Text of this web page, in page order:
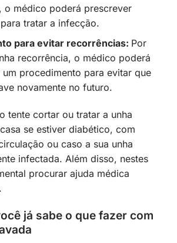
o médico poderá prescrever
tratar a infecção.
para evitar recorrências: Por
recorrência, o médico poderá
um procedimento para evitar que
novamente no futuro.
tente cortar ou tratar a unha
se estiver diabético, com
ou caso a sua unha
infectada. Além disso, nestes
procurar ajuda médica
já sabe o que fazer com